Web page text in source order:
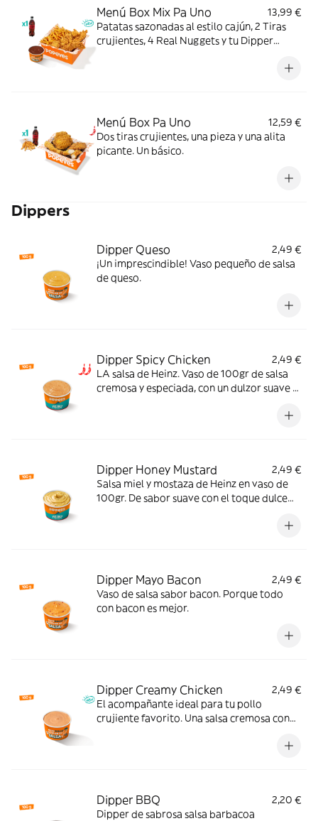
Menú Box Mix Pa Uno
13,99 €
Patatas sazonadas al estilo cajún, 2 Tiras
crujientes, 4 Real Nuggets y tu Dipper
Menú Box Pa Uno
12,59 €
Dos tiras crujientes, una pieza y una alita
picante. Un básico.
Dippers
Dipper Queso
2,49 €
¡Un imprescindible! Vaso pequeño de salsa
de queso.
Dipper Spicy Chicken
2,49 €
LA salsa de Heinz. Vaso de 100gr de salsa
cremosa y especiada, con un dulzor suave y
sabor y la hace irresistible. El match ideal
Dipper Honey Mustard
2,49 €
Salsa miel y mostaza de Heinz en vaso de
100gr. De sabor suave con el toque dulce
Dipper Mayo Bacon
2,49 €
Vaso de salsa sabor bacon. Porque todo
con bacon es mejor.
Dipper Creamy Chicken
2,49 €
El acompañante ideal para tu pollo
crujiente favorito. Una salsa cremosa con
Dipper BBQ
2,20 €
Dipper de sabrosa salsa barbacoa